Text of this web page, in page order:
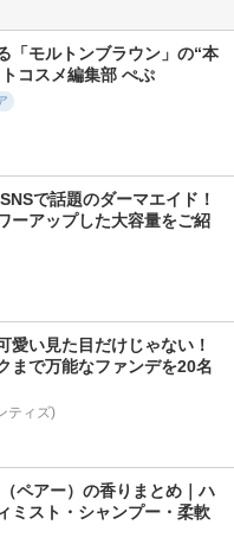
香り
クナイプ
5.4
358件
ョー マローン ロンド
ン)
5.2
3662件
オクチレモン
「モルトンブラウン」の“本
コスメ編集部 ぺぷ
で話題のダーマエイド！
ーアップした大容量をご紹
愛い見た目だけじゃない！
まで万能なファンデを20名
ティズ)
ペアー）の香りまとめ｜ハ
ミスト・シャンプー・柔軟